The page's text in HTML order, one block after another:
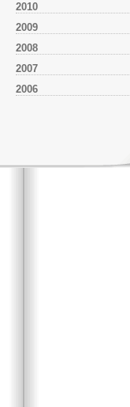
2010
2009
2008
2007
2006